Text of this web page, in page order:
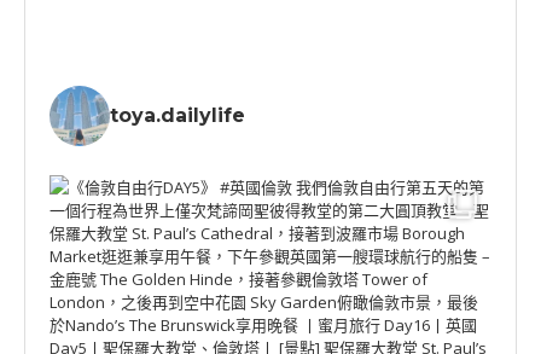
toya.dailylife